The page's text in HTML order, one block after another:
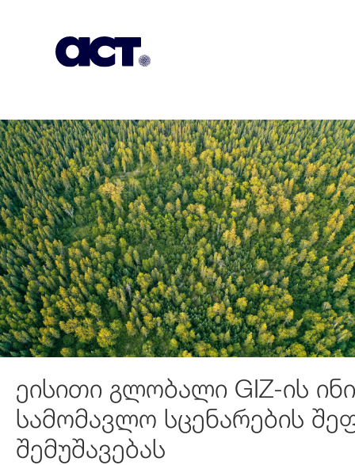
ეისითი გლობალი GIZ-ის
სამომავლო სცენარების
შემუშავებას